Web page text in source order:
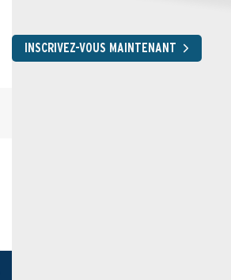
INSCRIVEZ-VOUS MAINTENANT